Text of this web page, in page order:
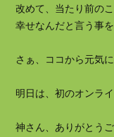
改めて、当たり前の
幸せなんだと言う事
さぁ、ココから元気
明日は、初のオンラ
神さん、ありがとう